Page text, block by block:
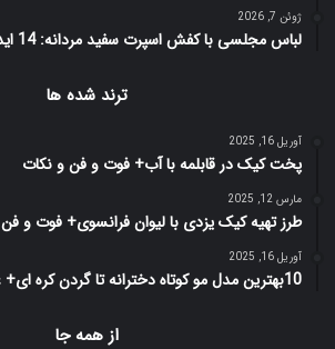
ژوئن 7, 2026
لباس مجلسی با کفش اسپرت سفید مردانه: 14 ایده فوق العاده
ترند شده ها
آوریل 16, 2025
پخت کیک در قابلمه با آب+ فوت و فن و نکات
مارس 12, 2025
طرز تهیه کیک یزدی با لیوان فرانسوی+ فوت و فن
آوریل 16, 2025
10بهترین مدل مو کوتاه دخترانه تا گردن کره ای+ عکس
از همه جا